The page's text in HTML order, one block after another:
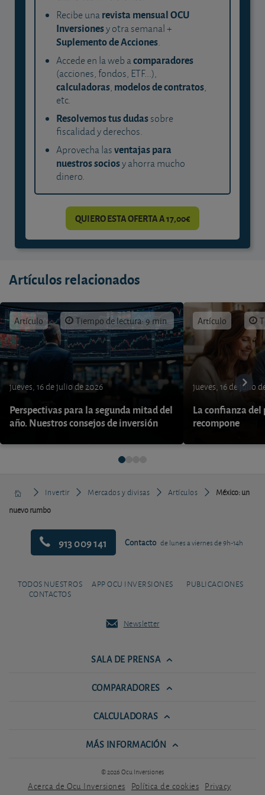
Recibe unarevista mensual OCU
Inversionesy otra semanal +
Suplemento de Acciones.
Accede en la web acomparadores
(acciones, fondos, ETF...),
calculadoras, modelos de contratos,
etc.
Resolvemos tus dudassobre
fiscalidad y derechos.
Aprovecha lasventajas para
nuestros sociosy ahorra mucho
dinero.
QUIERO ESTA OFERTA A 17,00€
Artículos relacionados
Artículo Tiempo de lectura: 9 min.
jueves, 16 de julio de 2026
Perspectivas para la segunda mitad del
año. Nuestros consejos de inversión
Artículo
jueves, 16 de julio
La confianza del
recompone
Invertir Mercados y divisas Artículos
México: un
nuevo rumbo
913 009 141 Contacto de lunes a viernes de 9h-14h
TODOS NUESTROS
CONTACTOS
APP OCU INVERSIONES PUBLICACIONES
Newsletter
SALA DE PRENSA
COMPARADORES
CALCULADORAS
MÁS INFORMACIÓN
© 2026 Ocu Inversiones
Acerca de Ocu Inversiones Política de cookies Privacy